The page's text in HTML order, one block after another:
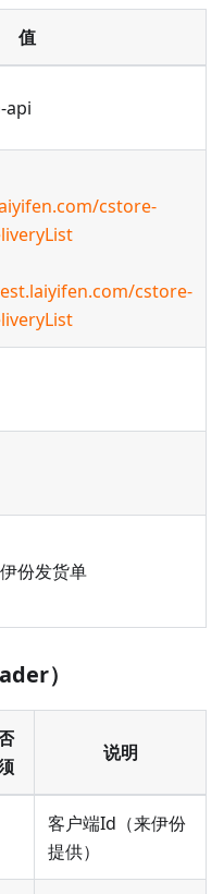
值
api
cstore-
cstore-
份发货单
）
说明
客户端Id（来伊份
提供）